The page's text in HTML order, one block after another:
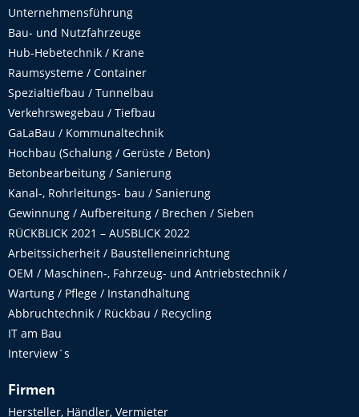
Unternehmensführung
Bau- und Nutzfahrzeuge
Hub-Hebetechnik / Krane
Raumsysteme / Container
Spezialtiefbau / Tunnelbau
Verkehrswegebau / Tiefbau
GaLaBau / Kommunaltechnik
Hochbau (Schalung / Gerüste / Beton)
Betonbearbeitung / Sanierung
Kanal-, Rohrleitungs- bau / Sanierung
Gewinnung / Aufbereitung / Brechen / Sieben
RÜCKBLICK 2021 – AUSBLICK 2022
Arbeitssicherheit / Baustelleneinrichtung
OEM / Maschinen-, Fahrzeug- und Antriebstechnik /
Wartung / Pflege / Instandhaltung
Abbruchtechnik / Rückbau / Recycling
IT am Bau
Interview´s
Firmen
Hersteller, Händler, Vermieter